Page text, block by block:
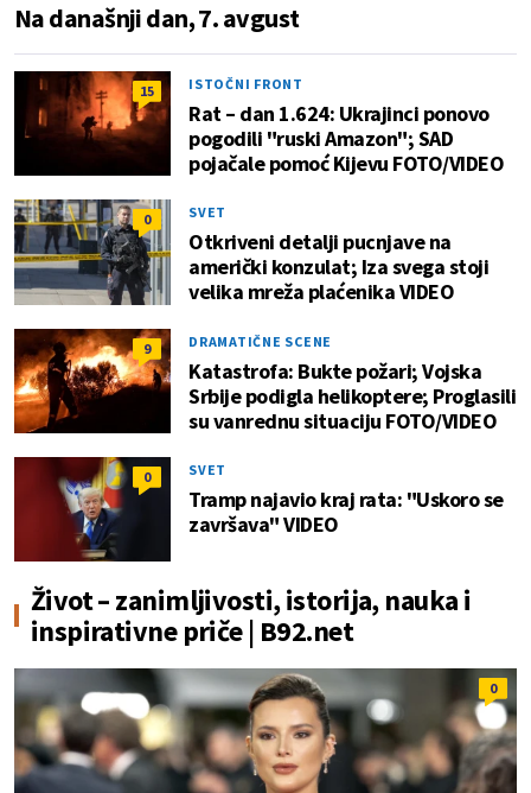
Na današnji dan, 7. avgust
15 ISTOČNI FRONT
Rat – dan 1.624: Ukrajinci ponovo
pogodili "ruski Amazon"; SAD
pojačale pomoć Kijevu FOTO/VIDEO
0 SVET
Otkriveni detalji pucnjave na
američki konzulat; Iza svega stoji
velika mreža plaćenika VIDEO
9 DRAMATIČNE SCENE
Katastrofa: Bukte požari; Vojska
Srbije podigla helikoptere; Proglasili
su vanrednu situaciju FOTO/VIDEO
0 SVET
Tramp najavio kraj rata: "Uskoro se
završava" VIDEO
Život – zanimljivosti, istorija, nauka i
inspirativne priče | B92.net
0